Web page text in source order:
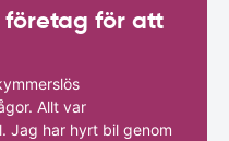
för att
Allt var
Jag har hyrt bil genom